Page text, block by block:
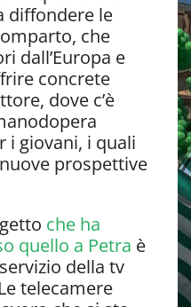
diffondere le
che
dall’Europa e
concrete
dove c’è
i giovani, i quali
prospettive
che ha
quello a Petra è
della tv
telecamere